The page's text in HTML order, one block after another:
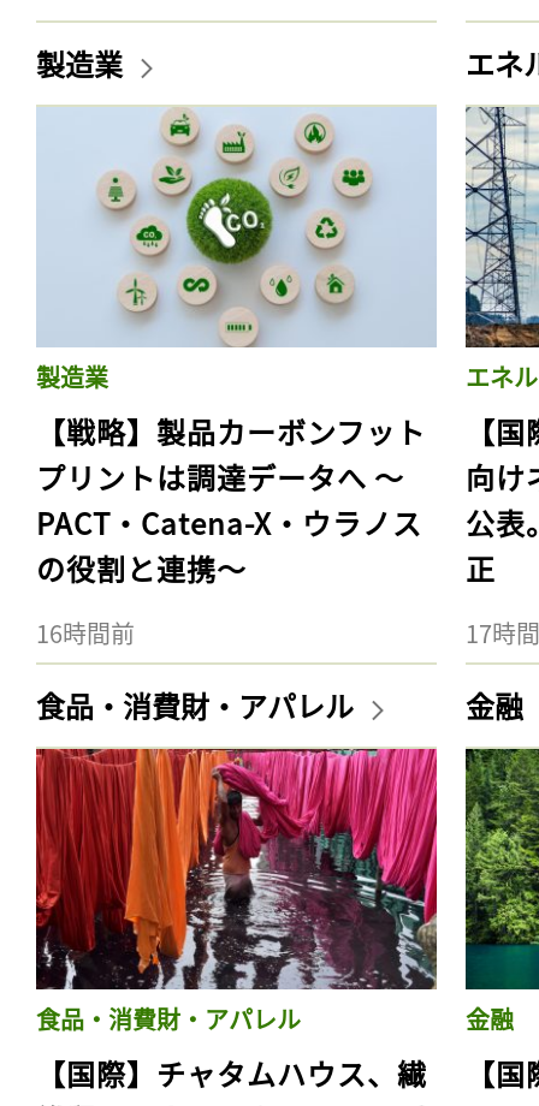
製造業
製造業
【戦略】製品カーボンフット
プリントは調達データへ 〜
PACT・Catena-X・ウラノス
の役割と連携〜
16時間前
エネ
エネ
【
向け
公表
正
17時
食品・消費財・アパレル
食品・消費財・アパレル
【国際】チャタムハウス、繊
金融
金融
【